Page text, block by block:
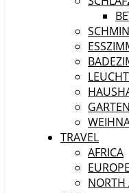
TRAVEL
AFRICA
EUROPE
NORTH